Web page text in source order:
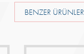
BENZER ÜRÜNLER